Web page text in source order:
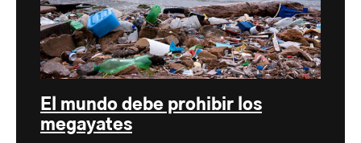
El mundo debe prohibir los
megayates